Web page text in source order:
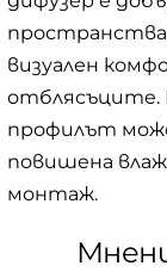
визуален
отблясъците.
профилът може
повишена
монтаж.